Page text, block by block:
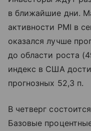
в ближайшие дни.
активности PMI в
оказался лучше
до области роста
индекс в США
прогнозных 52,3 п.
В четверг
Базовые